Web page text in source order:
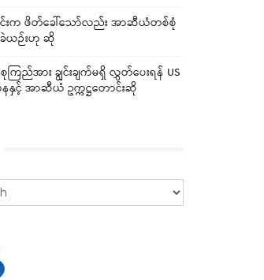
က ဖိတ်ခေါ်သော်လည်း အာဆီယံတစ်စုံ
ယဉ်းဟု ဆို
ကြည်အား ချွင်းချက်မရှိ လွှတ်ပေးရန် US
ာနနှင့် အာဆီယံ ဥက္ကဋ္ဌတောင်းဆို